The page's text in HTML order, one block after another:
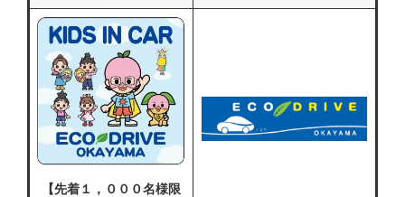
【先着１，０００名様限